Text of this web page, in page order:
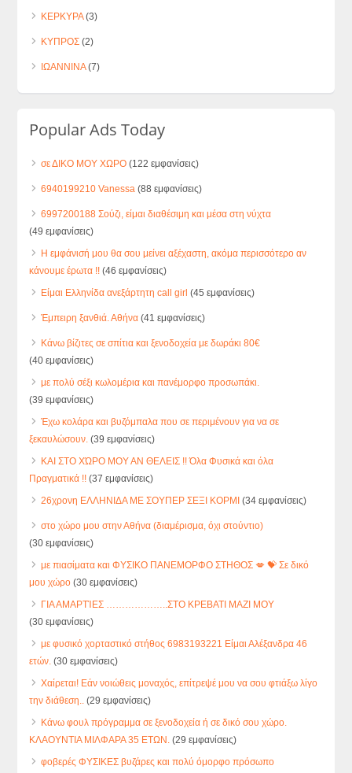
ΚΕΡΚΥΡΑ(3)
ΚΥΠΡΟΣ (2)
ΙΩΑΝΝΙΝΑ(7)
Popular Ads Today
σε ΔΙΚΟ ΜΟΥ ΧΩΡΟ (122 εμφανίσεις)
6940199210 Vanessa (88 εμφανίσεις)
6997200188 Σούζι, είμαι διαθέσιμη και μέσα στη νύχτα
(49 εμφανίσεις)
Η εμφάνισή μου θα σου μείνει αξέχαστη, ακόμα περισσότερο αν
κάνουμε έρωτα !! (46 εμφανίσεις)
Είμαι Ελληνίδα ανεξάρτητη call girl (45 εμφανίσεις)
Έμπειρη ξανθιά. Αθήνα (41 εμφανίσεις)
Κάνω βίζιτες σε σπίτια και ξενοδοχεία με δωράκι 80€
(40 εμφανίσεις)
με πολύ σέξι κωλομέρια και πανέμορφο προσωπάκι.
(39 εμφανίσεις)
Έχω κολάρα και βυζόμπαλα που σε περιμένουν για να σε
ξεκαυλώσουν. (39 εμφανίσεις)
ΚΑΙ ΣΤΟ ΧΏΡΟ ΜΟΥ ΑΝ ΘΕΛΕΙΣ !! Όλα Φυσικά και όλα
Πραγματικά !! (37 εμφανίσεις)
26χρονη ΕΛΛΗΝΙΔΑ ΜΕ ΣΟΥΠΕΡ ΣΕΞΙ ΚΟΡΜΙ (34 εμφανίσεις)
στο χώρο μου στην Αθήνα (διαμέρισμα, όχι στούντιο)
(30 εμφανίσεις)
με πιασίματα και ΦΥΣΙΚΟ ΠΑΝΕΜΟΡΦΟ ΣΤΗΘΟΣ 💋 💝 Σε δικό
μου χώρο (30 εμφανίσεις)
ΓΙΑ ΑΜΑΡΤΊΕΣ ………………..ΣΤΟ ΚΡΕΒΑΤΙ ΜΑΖΙ ΜΟΥ
(30 εμφανίσεις)
με φυσικό χορταστικό στήθος 6983193221 Είμαι Αλέξανδρα 46
ετών. (30 εμφανίσεις)
Χαίρεται! Εάν νοιώθεις μοναχός, επίτρεψέ μου να σου φτιάξω λίγο
την διάθεση.. (29 εμφανίσεις)
Κάνω φουλ πρόγραμμα σε ξενοδοχεία ή σε δικό σου χώρο.
ΚΛΑΟΥΝΤΙΑ ΜΙΛΦΑΡΑ 35 ΕΤΩΝ. (29 εμφανίσεις)
φοβερές ΦΥΣΙΚΕΣ βυζάρες και πολύ όμορφο πρόσωπο